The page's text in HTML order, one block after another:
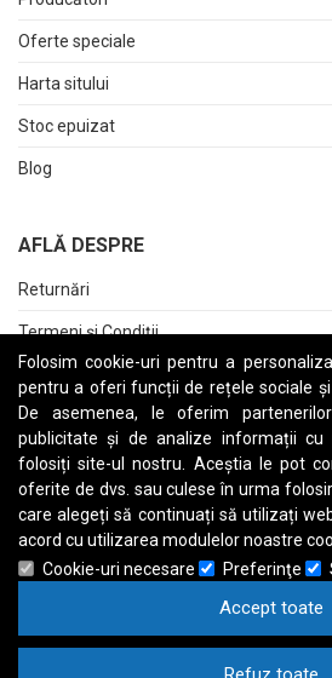
Folosim cookie-uri pentru a
pentru a oferi funcții de rețele sociale și
De asemenea, le oferim
publicitate și de analize informații
folosiți site-ul nostru. Aceștia le pot
oferite de dvs. sau culese în urma
care alegeți să continuați să utilizați
acord cu utilizarea modulelor noastre
Cookie-uri necesare
Preferinţe
Accept toate
Oferte speciale
Harta sitului
Stoc epuizat
Blog
AFLĂ DESPRE
Returnări
Termeni și Condiții
Raport date personale
Cerere stergere cont
ABCDEFGHIJKLMNOPQRS